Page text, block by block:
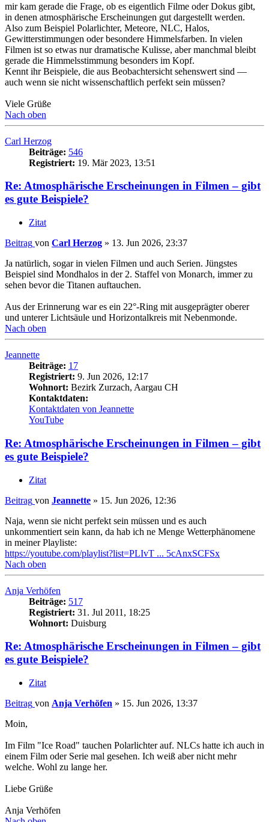
mir kam gerade die Frage, ob es eigentlich Filme oder Dokus gibt,
in denen atmosphärische Erscheinungen gut dargestellt werden.
Also zum Beispiel Polarlichter, Meteore, NLC, Halos,
Gewitterstimmungen oder besondere Himmelsfarben. In vielen
Filmen ist so etwas nur dramatische Kulisse, aber manchmal bleibt
gerade die Himmelsstimmung besonders im Kopf.
Kennt ihr Beispiele, die aus Beobachtersicht sehenswert sind —
auch wenn sie nicht wissenschaftlich perfekt sein müssen?
Viele Grüße
Nach oben
Carl Herzog
Beiträge: 546
Registriert: 19. Mär 2023, 13:51
Re: Atmosphärische Erscheinungen in Filmen – gibt
es gute Beispiele?
Zitat
Beitrag von Carl Herzog » 13. Jun 2026, 23:37
Ja natürlich, sogar in vielen Filmen und auch Serien. Jüngstes
Beispiel sind Mondhalos in der 2. Staffel von Monarch, immer zu
sehen bevor die Titanen auftauchen.
Aus der Erinnerung war es ein 22°-Ring mit ausgeprägter oberer
und unterer Lichtsäule und Horizontalkreis mit Nebenmonde.
Nach oben
Jeannette
Beiträge: 17
Registriert: 9. Jun 2026, 12:17
Wohnort: Bezirk Zurzach, Aargau CH
Kontaktdaten:
Kontaktdaten von Jeannette
YouTube
Re: Atmosphärische Erscheinungen in Filmen – gibt
es gute Beispiele?
Zitat
Beitrag von Jeannette » 15. Jun 2026, 12:36
Naja, wenn sie nicht perfekt sein müssen und es auch
unkommentiert sein kann, da hab ich ne Menge Wetterphänomene
in meiner Playliste:
https://youtube.com/playlist?list=PLIvT ... 5cAnxSCFSx
Nach oben
Anja Verhöfen
Beiträge: 517
Registriert: 31. Jul 2011, 18:25
Wohnort: Duisburg
Re: Atmosphärische Erscheinungen in Filmen – gibt
es gute Beispiele?
Zitat
Beitrag von Anja Verhöfen » 15. Jun 2026, 13:37
Moin,
Im Film "Ice Road" tauchen Polarlichter auf. NLCs hatte ich auch in
einem Film oder Serie mal gesehen. Ich weiß aber nicht mehr
welche. Wohl zu lange her.
Liebe Grüße
Anja Verhöfen